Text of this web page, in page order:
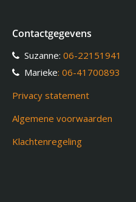
Contactgegevens
Suzanne: 06-22151941
Marieke: 06-41700893
Privacy statement
Algemene voorwaarden
Klachtenregeling